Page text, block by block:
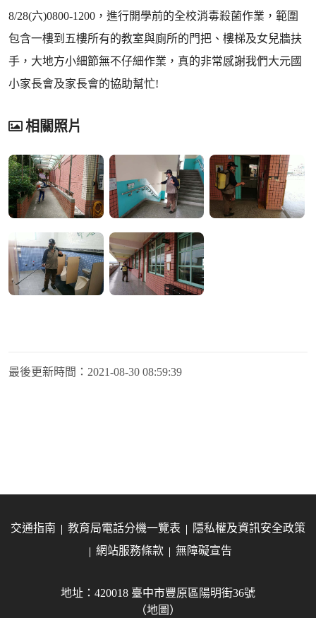
8/28(六)0800-1200，進行開學前的全校消毒殺菌作業，範圍
包含一樓到五樓所有的教室與廁所的門把、樓梯及女兒牆扶
手，大地方小細節無不仔細作業，真的非常感謝我們大元國
小家長會及家長會的協助幫忙!
相關照片
最後更新時間： 2021-08-30 08:59:39
交通指南 教育局電話分機一覽表
隱私權及資訊安全政策
網站服務條款
無障礙宣告
地址：420018 臺中市豐原區陽明街36號
（地圖）